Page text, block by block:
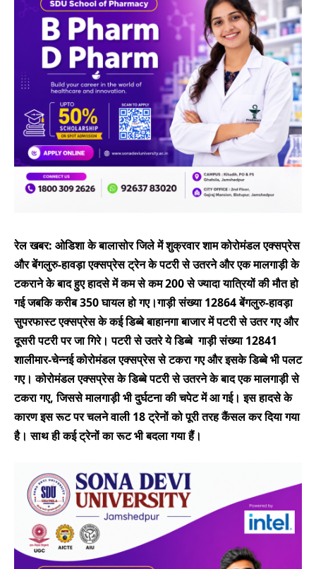
रेल खबर: ओडिशा के बालासोर जिले में शुक्रवार शाम कोरोमंडल एक्सप्रेस
और बेंगलुरु-हावड़ा एक्सप्रेस ट्रेन के पटरी से उतरने और एक मालगाड़ी के
टकराने के बाद हुए हादसे में कम से कम 200 से ज्यादा यात्रियों की मौत हो
गई जबकि करीब 350 घायल हो गए।गाड़ी संख्या 12864 बेंगलुरु-हावड़ा
सुपरफास्ट एक्सप्रेस के कई डिब्बे बाहानगा बाजार में पटरी से उतर गए और
दूसरी पटरी पर जा गिरे। पटरी से उतरे ये डिब्बे गाड़ी संख्या 12841
शालीमार-चेन्नई कोरोमंडल एक्सप्रेस से टकरा गए और इसके डिब्बे भी पलट
गए। कोरोमंडल एक्सप्रेस के डिब्बे पटरी से उतरने के बाद एक मालगाड़ी से
टकरा गए, जिससे मालगाड़ी भी दुर्घटना की चपेट में आ गई। इस हादसे के
कारण इस रूट पर चलने वाली 18 ट्रेनों को पूरी तरह कैंसल कर दिया गया
है। साथ ही कई ट्रेनों का रूट भी बदला गया हैं।